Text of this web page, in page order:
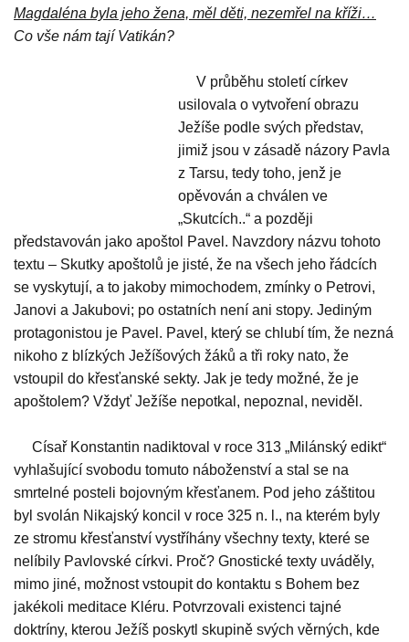
Magdaléna byla jeho žena, měl děti, nezemřel na kříži…
Co vše nám tají Vatikán?
V průběhu století církev
usilovala o vytvoření obrazu
Ježíše podle svých představ,
jimiž jsou v zásadě názory Pavla
z Tarsu, tedy toho, jenž je
opěvován a chválen ve
„Skutcích..“ a později
představován jako apoštol Pavel. Navzdory názvu tohoto
textu – Skutky apoštolů je jisté, že na všech jeho řádcích
se vyskytují, a to jakoby mimochodem, zmínky o Petrovi,
Janovi a Jakubovi; po ostatních není ani stopy. Jediným
protagonistou je Pavel. Pavel, který se chlubí tím, že nezná
nikoho z blízkých Ježíšových žáků a tři roky nato, že
vstoupil do křesťanské sekty. Jak je tedy možné, že je
apoštolem? Vždyť Ježíše nepotkal, nepoznal, neviděl.
Císař Konstantin nadiktoval v roce 313 „Milánský edikt“
vyhlašující svobodu tomuto náboženství a stal se na
smrtelné posteli bojovným křesťanem. Pod jeho záštitou
byl svolán Nikajský koncil v roce 325 n. l., na kterém byly
ze stromu křesťanství vystříhány všechny texty, které se
nelíbily Pavlovské církvi. Proč? Gnostické texty uváděly,
mimo jiné, možnost vstoupit do kontaktu s Bohem bez
jakékoli meditace Kléru. Potvrzovali existenci tajné
doktríny, kterou Ježíš poskytl skupině svých věrných, kde